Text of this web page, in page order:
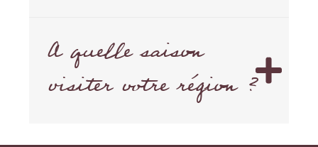
A quelle saison
visiter votre région ?